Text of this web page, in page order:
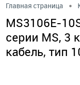
Главная страница •
MS3106E-
серии MS, 3
кабель, тип